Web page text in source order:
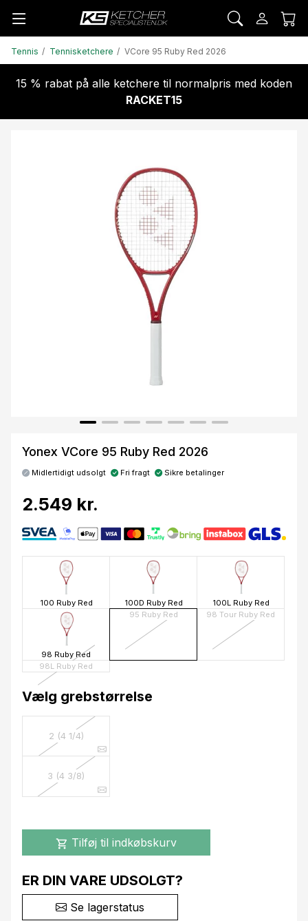
Tennis Tennisketchere VCore 95 Ruby Red 2026
15 % rabat på alle ketchere til normalpris med koden
RACKET15
Yonex VCore 95 Ruby Red 2026
Midlertidigt udsolgt Fri fragt Sikre betalinger
2.549 kr.
100 Ruby Red 100D Ruby Red 100L Ruby Red
98 Ruby Red
95 Ruby Red 98 Tour Ruby Red
98L Ruby Red
Vælg grebstørrelse
2 (4 1/4)
3 (4 3/8)
shopping_cart Tilføj til indkøbskurv
ER DIN VARE UDSOLGT?
Se lagerstatus